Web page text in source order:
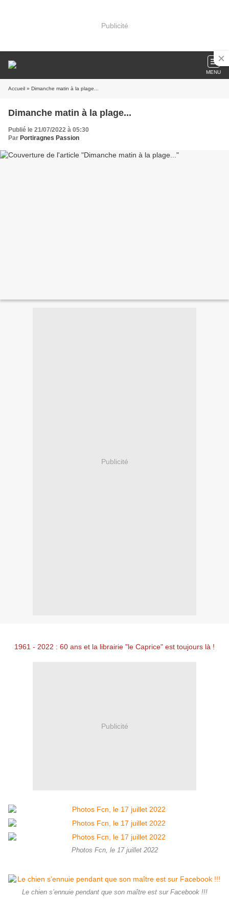
Publicité
MENU
Accueil » Dimanche matin à la plage...
Dimanche matin à la plage...
Publié le 21/07/2022 à 05:30
Par Portiragnes Passion
Publicité
1961 - 2022 : 60 ans et la librairie "le Caprice" est toujours là !
Publicité
Photos Fcn, le 17 juillet 2022
Le chien s’ennuie pendant que son maître est sur Facebook !!!